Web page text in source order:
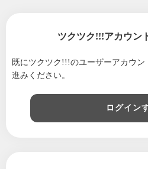
ツクツク!!!アカウン
既にツクツク!!!のユーザーアカウン
進みください。
ログイン